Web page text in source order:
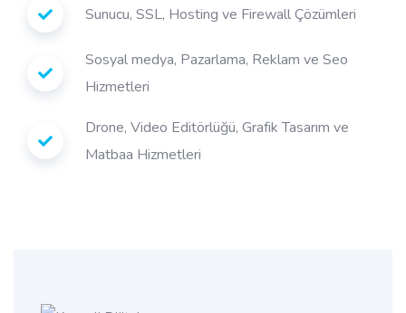
Sunucu, SSL, Hosting ve Firewall Çözümleri
Sosyal medya, Pazarlama, Reklam ve Seo
Hizmetleri
Drone, Video Editörlüğü, Grafik Tasarım ve
Matbaa Hizmetleri